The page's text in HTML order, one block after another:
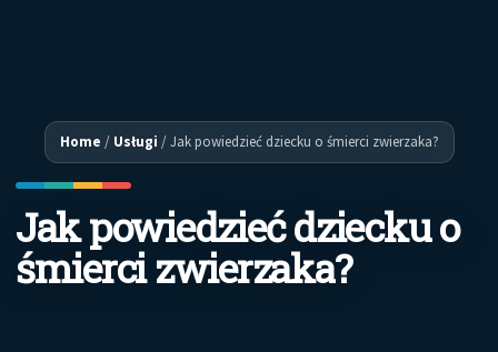
Home / Usługi /Jak powiedzieć dziecku o śmierci zwierzaka?
Jak powiedzieć dziecku o
śmierci zwierzaka?